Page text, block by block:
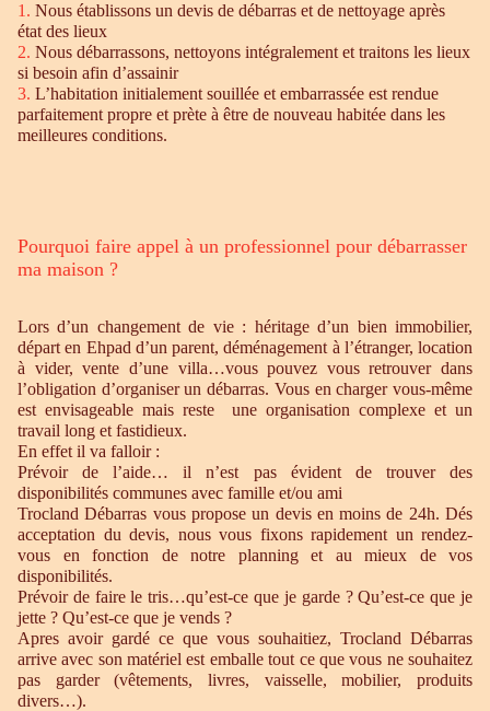
1. Nous établissons un devis de débarras et de nettoyage après
état des lieux
2. Nous débarrassons, nettoyons intégralement et traitons les lieux
si besoin afin d’assainir
3. L’habitation initialement souillée et embarrassée est rendue
parfaitement propre et prète à être de nouveau habitée dans les
meilleures conditions.
Pourquoi faire appel à un professionnel pour débarrasser
ma maison ?
Lors d’un changement de vie : héritage d’un bien immobilier,
départ en Ehpad d’un parent, déménagement à l’étranger, location
à vider, vente d’une villa…vous pouvez vous retrouver dans
l’obligation d’organiser un débarras. Vous en charger vous-même
est envisageable mais reste une organisation complexe et un
travail long et fastidieux.
En effet il va falloir :
Prévoir de l’aide… il n’est pas évident de trouver des
disponibilités communes avec famille et/ou ami
Trocland Débarras vous propose un devis en moins de 24h. Dés
acceptation du devis, nous vous fixons rapidement un rendez-
vous en fonction de notre planning et au mieux de vos
disponibilités.
Prévoir de faire le tris…qu’est-ce que je garde ? Qu’est-ce que je
jette ? Qu’est-ce que je vends ?
Apres avoir gardé ce que vous souhaitiez, Trocland Débarras
arrive avec son matériel est emballe tout ce que vous ne souhaitez
pas garder (vêtements, livres, vaisselle, mobilier, produits
divers…).